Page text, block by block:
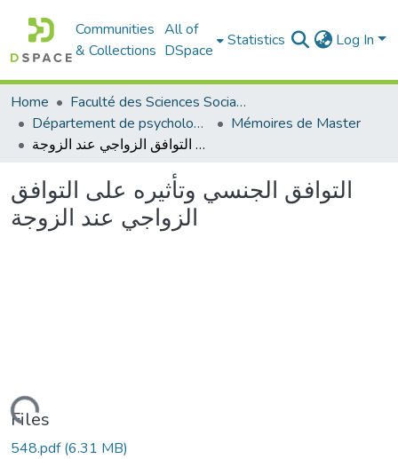
Communities
& Collections
All of
DSpace
Statistics Log In
Home
Faculté des Sciences Sociales
Département de psychologie
Mémoires de Master
التوافق الجنسي وتأثيره على التوافق الزواجي عند الزوجة
التوافق الجنسي وتأثيره على التوافق
الزواجي عند الزوجة
Files
548.pdf(6.31 MB)